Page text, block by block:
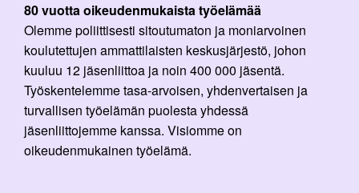
80 vuotta oikeudenmukaista työelämää
Olemme poliittisesti sitoutumaton ja moniarvoinen
koulutettujen ammattilaisten keskusjärjestö, johon
kuuluu 12 jäsenliittoa ja noin 400 000 jäsentä.
Työskentelemme tasa-arvoisen, yhdenvertaisen ja
turvallisen työelämän puolesta yhdessä
jäsenliittojemme kanssa. Visiomme on
oikeudenmukainen työelämä.